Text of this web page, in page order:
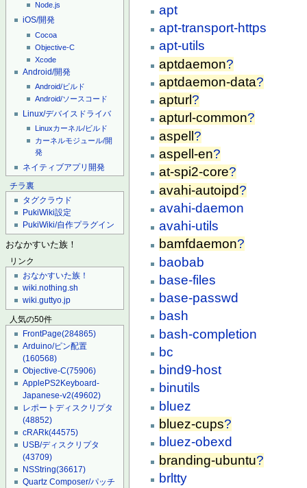
Node.js
iOS/開発
Cocoa
Objective-C
Xcode
Android/開発
Android/ビルド
Android/ソースコード
Linux/デバイスドライバ
Linuxカーネル/ビルド
カーネルモジュール/開
発
ネイティブアプリ開発
チラ裏
タグクラウド
PukiWiki設定
PukiWiki/自作プラグイン
おなかすいた族！
リンク
おなかすいた族！
wiki.nothing.sh
wiki.guttyo.jp
人気の50件
FrontPage(284865)
Arduino/ピン配置
(160568)
Objective-C(75906)
ApplePS2Keyboard-
Japanese-v2(49602)
レポートディスクリプタ
(48852)
cRARk(44575)
USB/ディスクリプタ
(43709)
NSString(36617)
Quartz Composer/パッチ
apt
apt-transport-https
apt-utils
aptdaemon?
aptdaemon-data?
apturl ?
apturl-common?
aspell?
aspell-en?
at-spi2-core?
avahi-autoipd?
avahi-daemon
avahi-utils
bamfdaemon?
baobab
base-files
base-passwd
bash
bash-completion
bc
bind9-host
binutils
bluez
bluez-cups?
bluez-obexd
branding-ubuntu?
brltty